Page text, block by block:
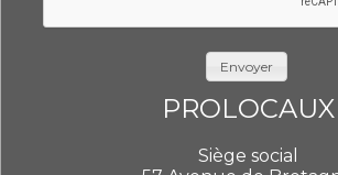
Envoyer
PROLOCAUX
Siège social